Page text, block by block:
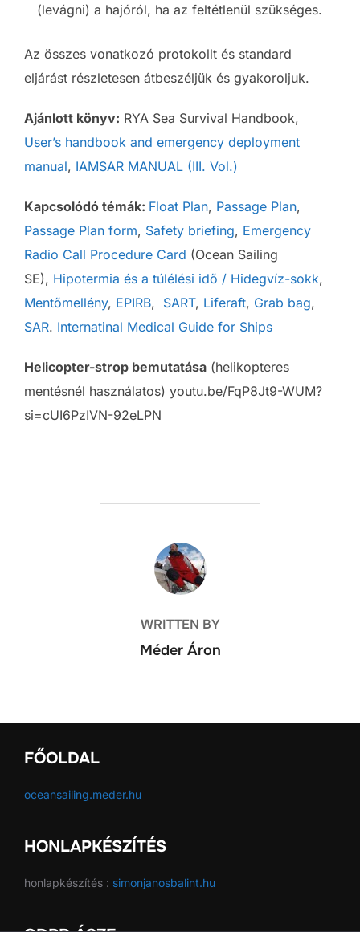
(levágni) a hajóról, ha az feltétlenül szükséges.
Az összes vonatkozó protokollt és standard
eljárást részletesen átbeszéljük és gyakoroljuk.
Ajánlott könyv: RYA Sea Survival Handbook,
User’s handbook and emergency deployment
manual, IAMSAR MANUAL (III. Vol.)
Kapcsolódó témák: Float Plan, Passage Plan,
Passage Plan form, Safety briefing, Emergency
Radio Call Procedure Card (Ocean Sailing
SE), Hipotermia és a túlélési idő / Hidegvíz-sokk,
Mentőmellény, EPIRB, SART, Liferaft, Grab bag,
SAR. Internatinal Medical Guide for Ships
Helicopter-strop bemutatása (helikopteres
mentésnél használatos) youtu.be/FqP8Jt9-WUM?
si=cUI6PzIVN-92eLPN
POST AUTHOR
WRITTEN BY
Méder Áron
FŐOLDAL
oceansailing.meder.hu
HONLAPKÉSZÍTÉS
honlapkészítés : simonjanosbalint.hu